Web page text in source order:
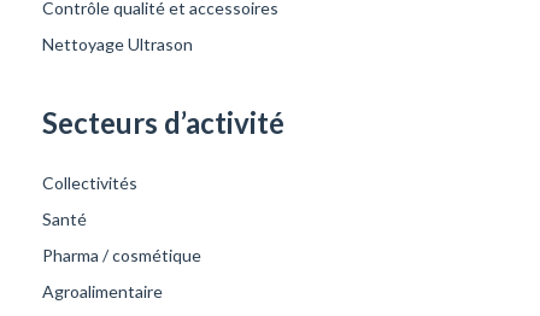
Contrôle qualité et accessoires
Nettoyage Ultrason
Secteurs d’activité
Collectivités
Santé
Pharma / cosmétique
Agroalimentaire